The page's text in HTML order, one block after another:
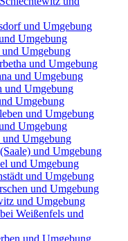
und Umgebung
Umgebung
Umgebung
und Umgebung
und Umgebung
und Umgebung
Umgebung
und Umgebung
Umgebung
Umgebung
und Umgebung
und Umgebung
und Umgebung
und Umgebung
und Umgebung
Weißenfels und
und Umgebung